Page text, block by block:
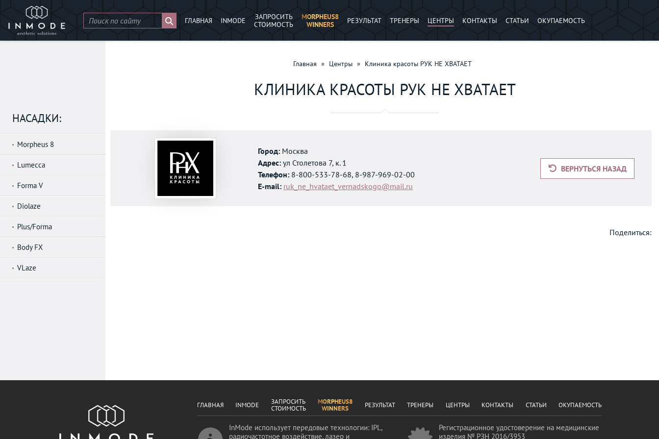
ГЛАВНАЯ INMODE
ЗАПРОСИТЬ
СТОИМОСТЬ
MORPHEUS8
WINNERS
РЕЗУЛЬТАТ ТРЕНЕРЫ ЦЕНТРЫ КОНТАКТЫ СТАТЬИ ОКУПАЕМОСТЬ
НАСАДКИ:
Morpheus 8
Lumecca
Forma V
Diolaze
Plus/Forma
Body FX
VLaze
Главная » Центры » Клиника красоты РУК НЕ ХВАТАЕТ
КЛИНИКА КРАСОТЫ РУК НЕ ХВАТАЕТ
Город: Москва
Адрес: ул Столетова 7, к. 1
Телефон: 8-800-533-78-68, 8-987-969-02-00
E-mail: ⁠ruk_ne_hvataet_vernadskogo@mail.ru
ВЕРНУТЬСЯ НАЗАД
Поделиться:
ГЛАВНАЯ INMODE
ЗАПРОСИТЬ
СТОИМОСТЬ
MORPHEUS8
WINNERS
РЕЗУЛЬТАТ ТРЕНЕРЫ ЦЕНТРЫ КОНТАКТЫ СТАТЬИ ОКУПАЕМОСТЬ
InMode использует передовые технологии: IPL,
радиочастотное воздействие, лазер и
Регистрационное удостоверение на медицинские
изделия № РЗН 2016/3953